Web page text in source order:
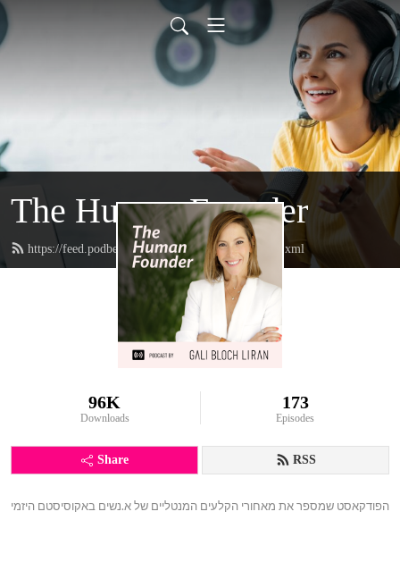
The Human Founder
https://feed.podbean.com/TheHumanFounder/feed.xml
96K
Downloads
173
Episodes
Share RSS
הפודקאסט שמספר את מאחורי הקלעים המנטליים של א.נשים באקוסיסטם היזמי